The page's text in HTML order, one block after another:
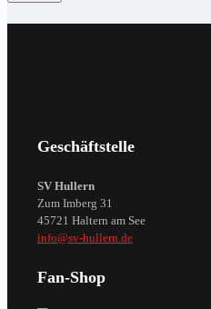
Geschäftstelle
SV Hullern
Zum Imberg 31
45721 Haltern am See
info@sv-hullern.de
Fan-Shop